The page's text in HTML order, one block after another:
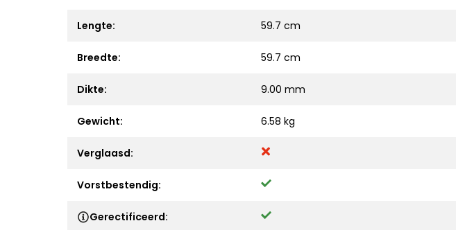
Lengte: 59.7 cm
Breedte: 59.7 cm
Dikte: 9.00 mm
Gewicht: 6.58 kg
Verglaasd:
Vorstbestendig:
Gerectificeerd: